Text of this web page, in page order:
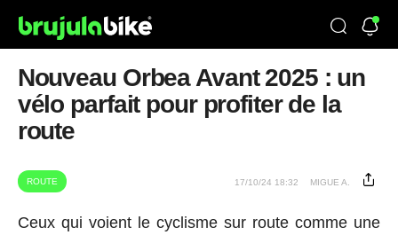
Nouveau Orbea Avant 2025 : un
vélo parfait pour profiter de la
route
ROUTE 17/10/24 18:32 MIGUE A.
Ceux qui voient le cyclisme sur route comme une